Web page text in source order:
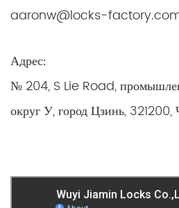
aaronw@locks-
Адрес:
№ 204, S Lie Road,
округ У, город Цзинь,